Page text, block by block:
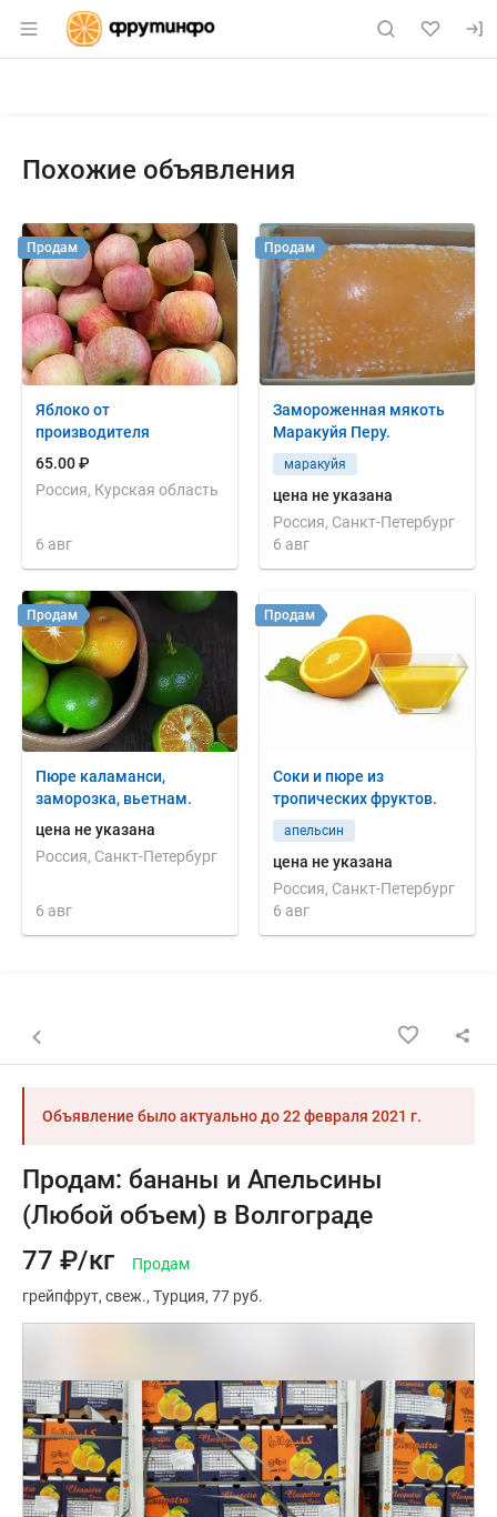
Раздел навигации по сайту fruitinfo.ru
Похожие объявления
Яблоко от
производителя
65.00 ₽
Россия, Курская область
6 авг
Продам
Замороженная мякоть
Маракуйя Перу.
маракуйя
цена не указана
Россия, Санкт-Петербург
6 авг
Продам
Пюре каламанси,
заморозка, вьетнам.
цена не указана
Россия, Санкт-Петербург
6 авг
Продам
Соки и пюре из
тропических фруктов.
апельсин
цена не указана
Россия, Санкт-Петербург
6 авг
Продам
Назад к списку объявлений
Объявление было актуально до22 февраля 2021 г.
Продам: бананы и Апельсины
(Любой объем) в Волгограде
77 ₽/кг
Продам
грейпфрут свеж. Турция 77 руб.